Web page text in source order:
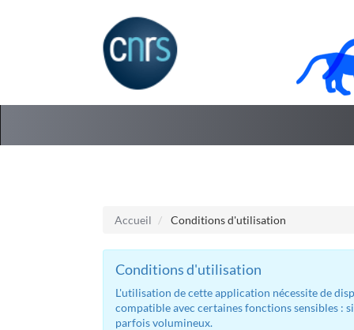
Accueil Conditions d'utilisation
Conditions d'utilisation
L'utilisation de cette application nécessite de
compatible avec certaines fonctions sensibles :
parfois volumineux.